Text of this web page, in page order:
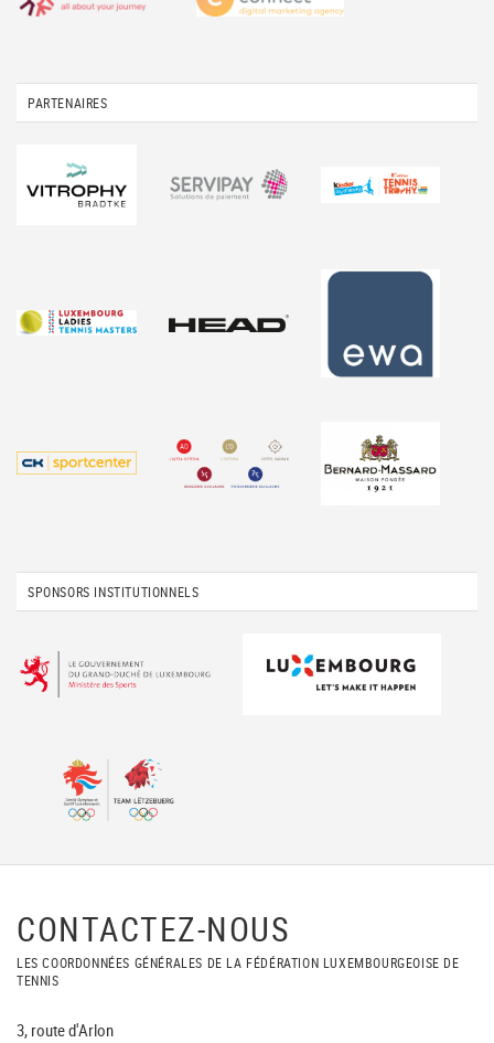
PARTENAIRES
SPONSORS INSTITUTIONNELS
CONTACTEZ-NOUS
LES COORDONNÉES GÉNÉRALES DE LA FÉDÉRATION LUXEMBOURGEOISE DE
TENNIS
3, route d'Arlon